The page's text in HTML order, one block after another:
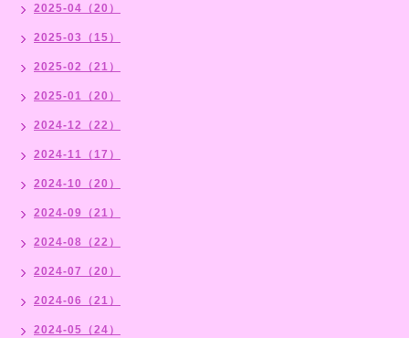
2025-04（20）
2025-03（15）
2025-02（21）
2025-01（20）
2024-12（22）
2024-11（17）
2024-10（20）
2024-09（21）
2024-08（22）
2024-07（20）
2024-06（21）
2024-05（24）